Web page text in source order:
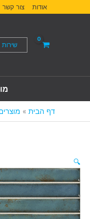
לתוכן
אודות צור קשר
דף הבית
🔍